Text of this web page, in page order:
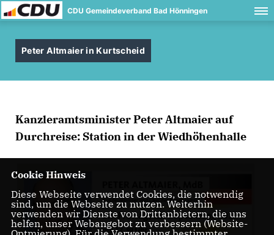
CDU Gemeindeverband Bad Hönningen
Peter Altmaier in Kurtscheid
Kanzleramtsminister Peter Altmaier auf
Durchreise: Station in der Wiedhöhenhalle
Cookie Hinweis
Diese Webseite verwendet Cookies, die notwendig
sind, um die Webseite zu nutzen. Weiterhin
verwenden wir Dienste von Drittanbietern, die uns
helfen, unser Webangebot zu verbessern (Website-